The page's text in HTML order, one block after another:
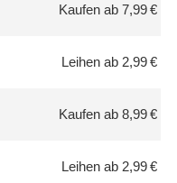
Kaufen ab 7,99 €
Leihen ab 2,99 €
Kaufen ab 8,99 €
Leihen ab 2,99 €